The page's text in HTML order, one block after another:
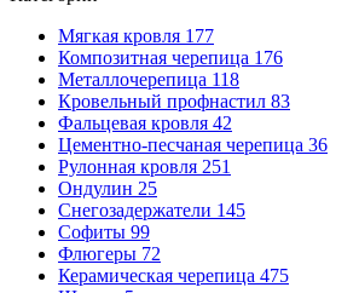
Мягкая кровля 177
Композитная черепица 176
Металлочерепица 118
Кровельный профнастил 83
Фальцевая кровля 42
Цементно-песчаная черепица 36
Рулонная кровля 251
Ондулин 25
Снегозадержатели 145
Софиты 99
Флюгеры 72
Керамическая черепица 475